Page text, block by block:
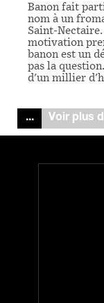
Banon fait
nom à un
Saint-
motivation
banon est un
pas la
d'un millier
Voir plus